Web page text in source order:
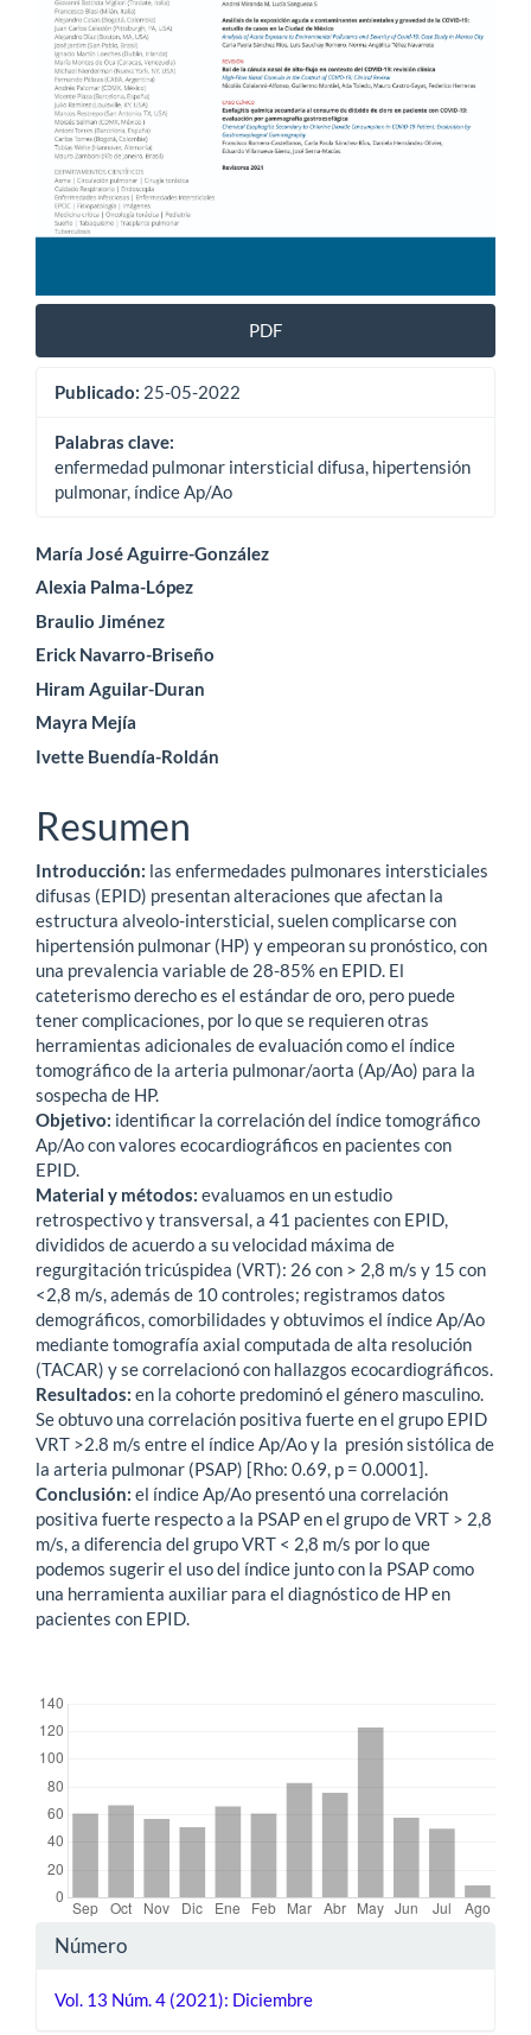
PDF
Publicado: 25-05-2022
Palabras clave:
enfermedad pulmonar intersticial difusa, hipertensión
pulmonar, índice Ap/Ao
Contenido
principal
del
artículo
María José Aguirre-González
Alexia Palma-López
Braulio Jiménez
Erick Navarro-Briseño
Hiram Aguilar-Duran
Mayra Mejía
Ivette Buendía-Roldán
Resumen
Introducción: las enfermedades pulmonares intersticiales
difusas (EPID) presentan alteraciones que afectan la
estructura alveolo-intersticial, suelen complicarse con
hipertensión pulmonar (HP) y empeoran su pronóstico, con
una prevalencia variable de 28-85% en EPID. El
cateterismo derecho es el estándar de oro, pero puede
tener complicaciones, por lo que se requieren otras
herramientas adicionales de evaluación como el índice
tomográfico de la arteria pulmonar/aorta (Ap/Ao) para la
sospecha de HP.
Objetivo: identificar la correlación del índice tomográfico
Ap/Ao con valores ecocardiográficos en pacientes con
EPID.
Material y métodos: evaluamos en un estudio
retrospectivo y transversal, a 41 pacientes con EPID,
divididos de acuerdo a su velocidad máxima de
regurgitación tricúspidea (VRT): 26 con > 2,8 m/s y 15 con
<2,8 m/s, además de 10 controles; registramos datos
demográficos, comorbilidades y obtuvimos el índice Ap/Ao
mediante tomografía axial computada de alta resolución
(TACAR) y se correlacionó con hallazgos ecocardiográficos.
Resultados: en la cohorte predominó el género masculino.
Se obtuvo una correlación positiva fuerte en el grupo EPID
VRT >2.8 m/s entre el índice Ap/Ao y la presión sistólica de
la arteria pulmonar (PSAP) [Rho: 0.69, p = 0.0001].
Conclusión: el índice Ap/Ao presentó una correlación
positiva fuerte respecto a la PSAP en el grupo de VRT > 2,8
m/s, a diferencia del grupo VRT < 2,8 m/s por lo que
podemos sugerir el uso del índice junto con la PSAP como
una herramienta auxiliar para el diagnóstico de HP en
pacientes con EPID.
Detalles
del
Número
Vol. 13 Núm. 4 (2021): Diciembre